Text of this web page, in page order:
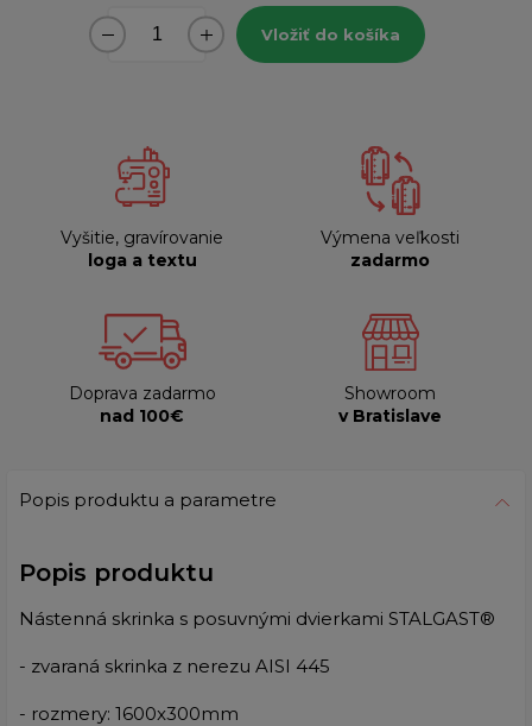
Vložiť do košíka
Vyšitie, gravírovanie
loga a textu
Výmena veľkosti
zadarmo
Doprava zadarmo
nad 100€
Showroom
v Bratislave
Popis produktu a parametre
Popis produktu
Nástenná skrinka s posuvnými dvierkami STALGAST®
- zvaraná skrinka z nerezu AISI 445
- rozmery: 1600x300mm